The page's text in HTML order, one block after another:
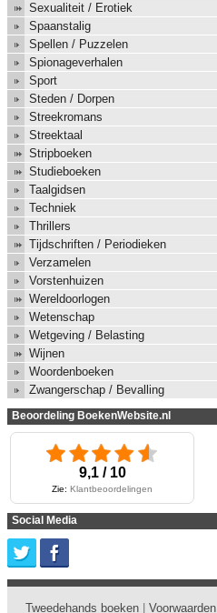
Sexualiteit / Erotiek
Spaanstalig
Spellen / Puzzelen
Spionageverhalen
Sport
Steden / Dorpen
Streekromans
Streektaal
Stripboeken
Studieboeken
Taalgidsen
Techniek
Thrillers
Tijdschriften / Periodieken
Verzamelen
Vorstenhuizen
Wereldoorlogen
Wetenschap
Wetgeving / Belasting
Wijnen
Woordenboeken
Zwangerschap / Bevalling
Beoordeling BoekenWebsite.nl
9,1 / 10
Zie: Klantbeoordelingen
Social Media
Tweedehands boeken Voorwaarden